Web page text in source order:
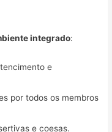
integrado:
e
por todos os membros
e coesas.